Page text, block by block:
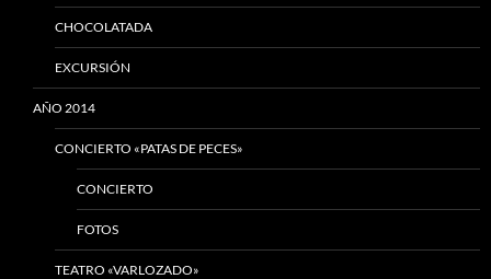
CHOCOLATADA
EXCURSIÓN
AÑO 2014
CONCIERTO «PATAS DE PECES»
CONCIERTO
FOTOS
TEATRO «VARLOZADO»